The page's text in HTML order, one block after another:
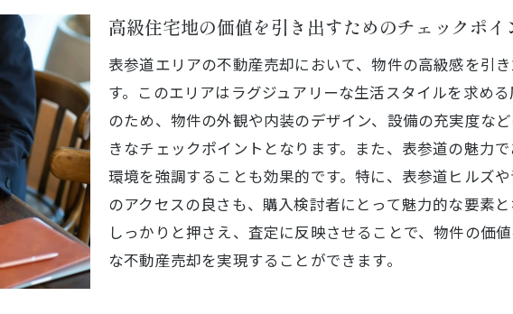
表参道エリアの人気トレンドを査定に活用
査定を成功に導くための信頼できる調査
プロの不動産査定による客観的な評価基準
エリアでの不動産売却を成功へ導くステップと査定の秘訣
不動産売却プロセスの基礎知識
成功する売却のための初期準備
査定から契約までの効果的な流れ
表参道駅周辺の不動産市場の理解
売却を加速させるための交渉戦略
高級住宅地の価値を引き出すためのチェックポイ
表参道エリアの不動産売却において、物件の高級感を引
す。このエリアはラグジュアリーな生活スタイルを求め
のため、物件の外観や内装のデザイン、設備の充実度な
きなチェックポイントとなります。また、表参道の魅力
環境を強調することも効果的です。特に、表参道ヒルズ
のアクセスの良さも、購入検討者にとって魅力的な要素
しっかりと押さえ、査定に反映させることで、物件の価
な不動産売却を実現することができます。